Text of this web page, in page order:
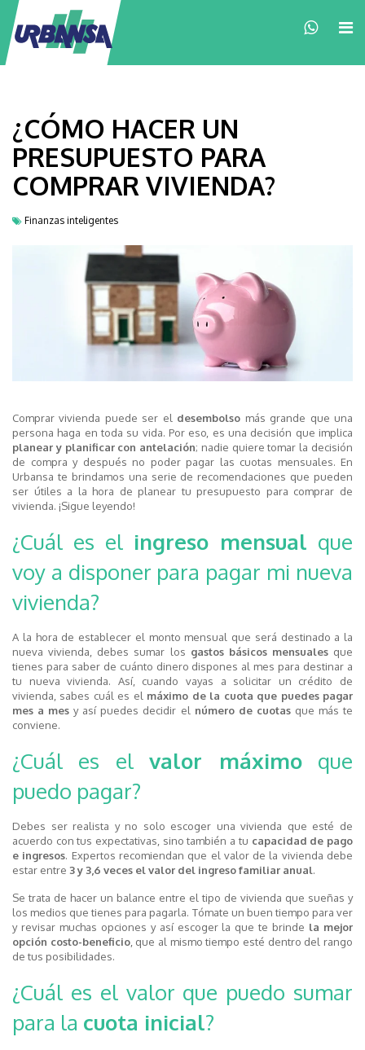
¿CÓMO HACER UN
PRESUPUESTO PARA
COMPRAR VIVIENDA?
Finanzas inteligentes
Comprar vivienda puede ser el desembolso más grande que una
persona haga en toda su vida. Por eso, es una decisión que implica
planear y planificar con antelación; nadie quiere tomar la decisión
de compra y después no poder pagar las cuotas mensuales. En
Urbansa te brindamos una serie de recomendaciones que pueden
ser útiles a la hora de planear tu presupuesto para comprar de
vivienda. ¡Sigue leyendo!
¿Cuál es el ingreso mensual que
voy a disponer para pagar mi nueva
vivienda?
A la hora de establecer el monto mensual que será destinado a la
nueva vivienda, debes sumar los gastos básicos mensualesque
tienes para saber de cuánto dinero dispones al mes para destinar a
tu nueva vivienda. Así, cuando vayas a solicitar un crédito de
vivienda, sabes cuál es el máximo de la cuota que puedes pagar
mes a mes y así puedes decidir el número de cuotasque más te
conviene.
¿Cuál es elvalor máximoque
puedo pagar?
Debes ser realista y no solo escoger una vivienda que esté de
acuerdo con tus expectativas, sino también a tu capacidad de pago
e ingresos. Expertos recomiendan que el valor de la vivienda debe
estar entre 3 y 3,6 veces el valor del ingreso familiar anual.
Se trata de hacer un balance entre el tipo de vivienda que sueñas y
los medios que tienes para pagarla. Tómate un buen tiempo para ver
y revisar muchas opciones y así escoger la que te brinde la mejor
opción costo-beneficio, que al mismo tiempo esté dentro del rango
de tus posibilidades.
¿Cuál es el valor que puedo sumar
para la cuota inicial?